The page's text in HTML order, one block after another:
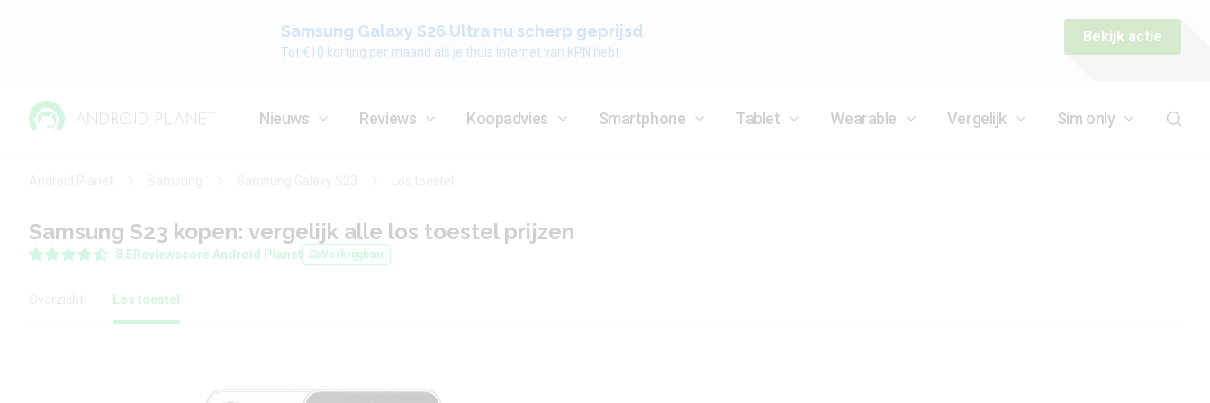
Samsung Galaxy S26 Ultra nu scherp geprijsd
Tot €10 korting per maand als je thuis internet van KPN hebt
Bekijk actie
Nieuws Reviews Koopadvies Smartphone Tablet Wearable Vergelijk Sim only
Samsung S23 kopen: vergelijk alle los toestel prijzen
8.5Reviewscore Android Planet Verkrijgbaar
Los toestel